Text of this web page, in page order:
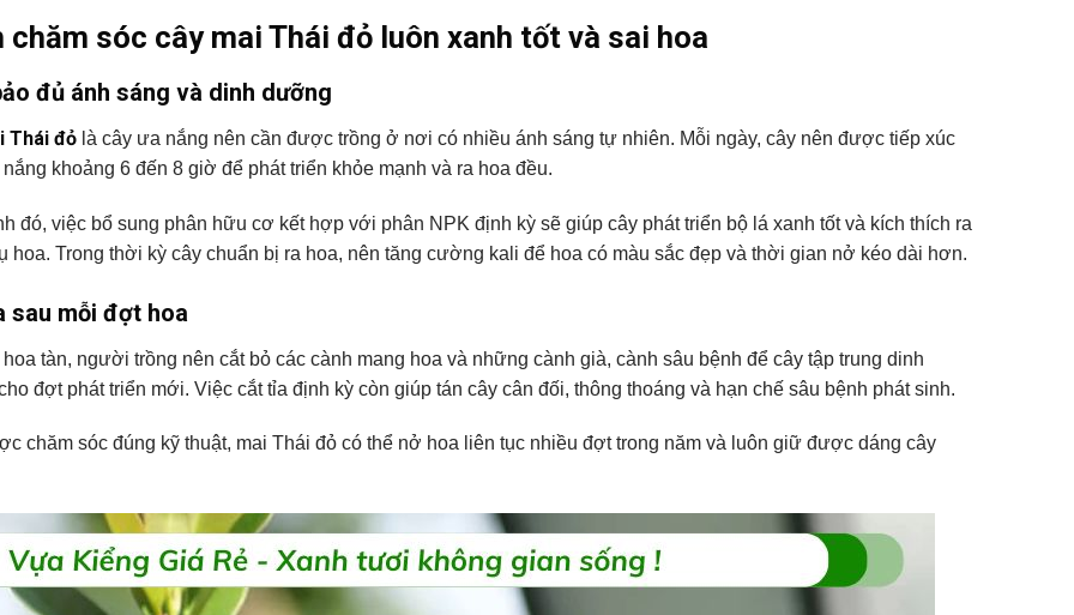
chăm sóc cây mai Thái đỏ luôn xanh tốt và sai hoa
đủ ánh sáng và dinh dưỡng
Thái đỏ là cây ưa nắng nên cần được trồng ở nơi có nhiều ánh sáng tự nhiên. Mỗi ngày, cây nên được tiếp xúc
khoảng 6 đến 8 giờ để phát triển khỏe mạnh và ra hoa đều.
đó, việc bổ sung phân hữu cơ kết hợp với phân NPK định kỳ sẽ giúp cây phát triển bộ lá xanh tốt và kích thích ra
hoa. Trong thời kỳ cây chuẩn bị ra hoa, nên tăng cường kali để hoa có màu sắc đẹp và thời gian nở kéo dài hơn.
sau mỗi đợt hoa
tàn, người trồng nên cắt bỏ các cành mang hoa và những cành già, cành sâu bệnh để cây tập trung dinh
đợt phát triển mới. Việc cắt tỉa định kỳ còn giúp tán cây cân đối, thông thoáng và hạn chế sâu bệnh phát sinh.
chăm sóc đúng kỹ thuật, mai Thái đỏ có thể nở hoa liên tục nhiều đợt trong năm và luôn giữ được dáng cây